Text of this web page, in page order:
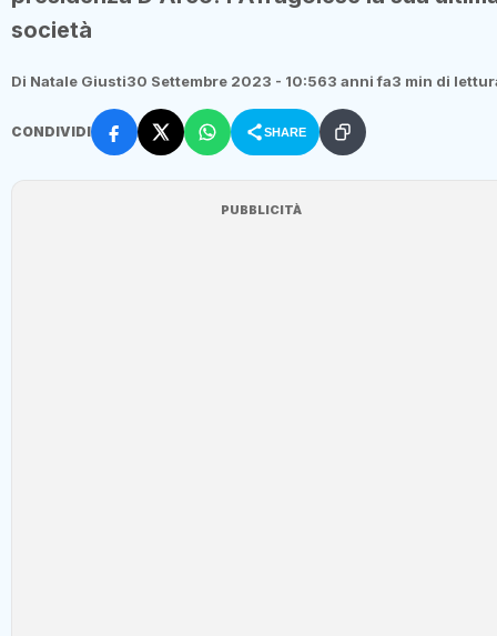
società
Di Natale Giusti30 Settembre 2023 - 10:563 anni fa3 min di
CONDIVIDI SHARE
PUBBLICITÀ